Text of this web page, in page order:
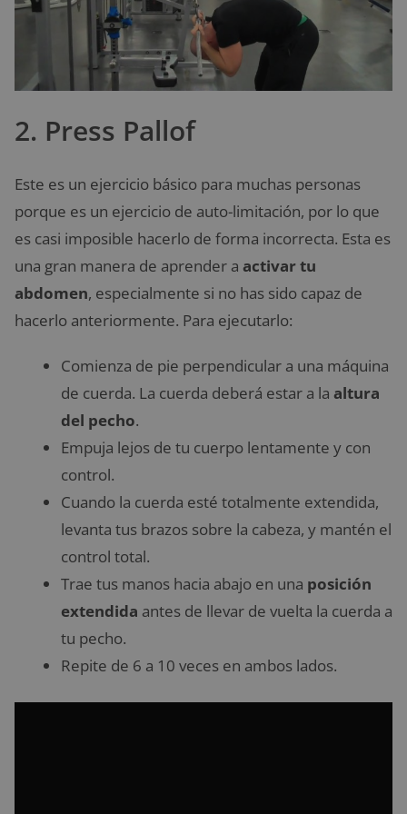
2. Press Pallof
Este es un ejercicio básico para muchas personas
porque es un ejercicio de auto-limitación, por lo que
es casi imposible hacerlo de forma incorrecta. Esta es
una gran manera de aprender a activar tu
abdomen, especialmente si no has sido capaz de
hacerlo anteriormente. Para ejecutarlo:
Comienza de pie perpendicular a una máquina
de cuerda. La cuerda deberá estar a la altura
del pecho.
Empuja lejos de tu cuerpo lentamente y con
control.
Cuando la cuerda esté totalmente extendida,
levanta tus brazos sobre la cabeza, y mantén el
control total.
Trae tus manos hacia abajo en una posición
extendida antes de llevar de vuelta la cuerda a
tu pecho.
Repite de 6 a 10 veces en ambos lados.